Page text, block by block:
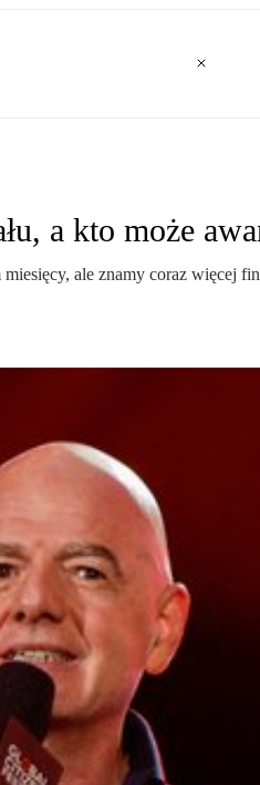
a kto może
ale znamy coraz